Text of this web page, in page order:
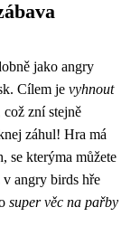
jako angry
Cílem je vyhnout
což zní stejně
záhul! Hra má
se kterýma můžete
angry birds hře
super věc na pařby